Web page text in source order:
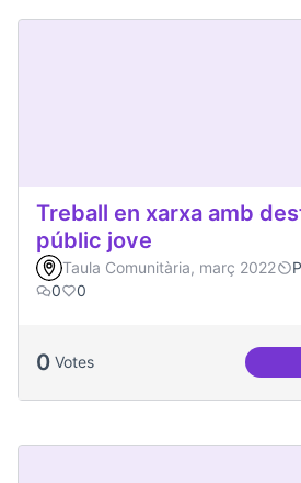
Treball en xarxa amb
públic jove
Taula Comunitària, març 2022
0
0
0 Votes